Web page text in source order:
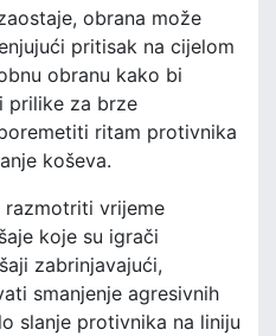
obrana može
pritisak na cijelom
obranu kako bi
prilike za brze
ritam protivnika
koševa.
vrijeme
koje su igrači
zabrinjavajući,
smanjenje agresivnih
slanje protivnika na liniju